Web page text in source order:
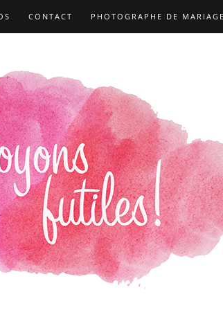
CONTACT PHOTOGRAPHE DE